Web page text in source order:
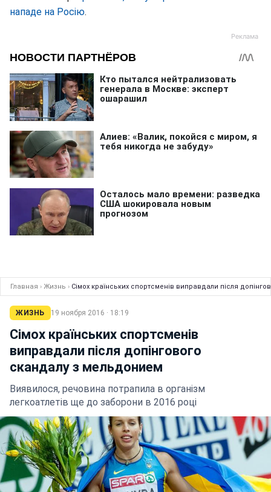
нападе на Росію.
Главная › Жизнь › Сімох країнських спортсменів виправдали після
ЖИЗНЬ 19 ноября 2016 · 18:19
Сімох країнських спортсменів
виправдали після допінгового
скандалу з мельдонием
Виявилося, речовина потрапила в організм
легкоатлетів ще до заборони в 2016 році